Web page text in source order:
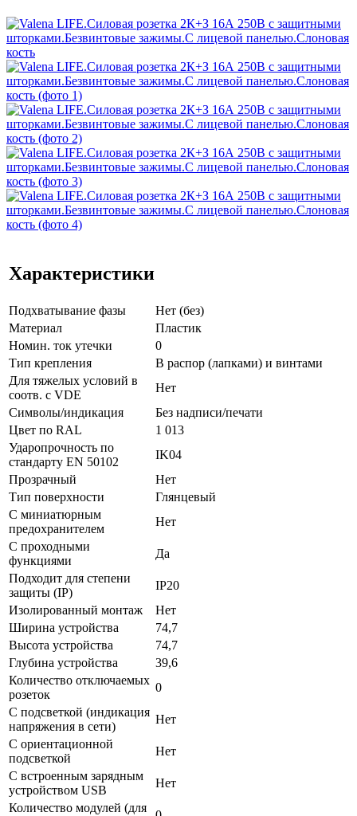
Характеристики
Подхватывание фазы
Нет (без)
Материал
Пластик
Номин. ток утечки
0
Тип крепления
В распор (лапками) и винтами
Для тяжелых условий в
соотв. с VDE
Нет
Символы/индикация
Без надписи/печати
Цвет по RAL
1 013
Ударопрочность по
стандарту EN 50102
IK04
Прозрачный
Нет
Тип поверхности
Глянцевый
С миниатюрным
предохранителем
Нет
С проходными
функциями
Да
Подходит для степени
защиты (IP)
IP20
Изолированный монтаж
Нет
Ширина устройства
74,7
Высота устройства
74,7
Глубина устройства
39,6
Количество отключаемых
розеток
0
С подсветкой (индикация
напряжения в сети)
Нет
С ориентационной
подсветкой
Нет
С встроенным зарядным
устройством USB
Нет
Количество модулей (для